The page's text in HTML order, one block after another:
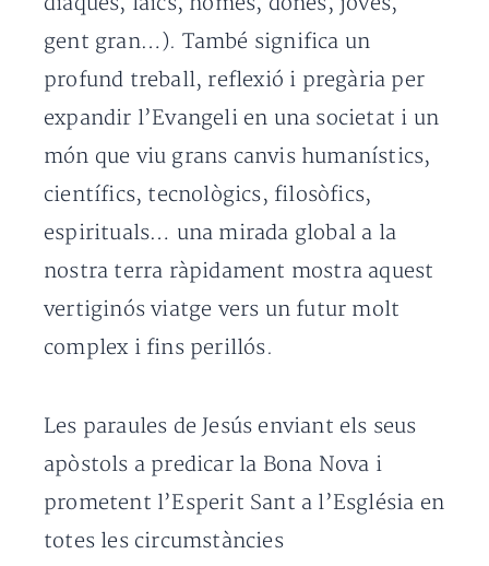
gent gran…). També significa un
profund treball, reflexió i pregària per
expandir l’Evangeli en una societat i un
món que viu grans canvis humanístics,
científics, tecnològics, filosòfics,
espirituals… una mirada global a la
nostra terra ràpidament mostra aquest
vertiginós viatge vers un futur molt
complex i fins perillós.
Les paraules de Jesús enviant els seus
apòstols a predicar la Bona Nova i
prometent l’Esperit Sant a l’Església en
totes les circumstàncies